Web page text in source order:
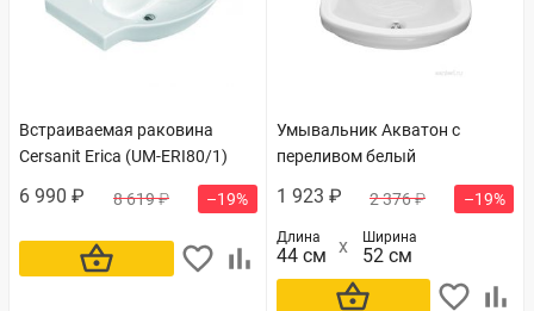
Встраиваемая раковина
Cersanit Erica (UM-ERI80/1)
6 990 ₽ 8 619 ₽ –19%
В корзину
Умывальник Акватон с
переливом белый
1 923 ₽ 2 376 ₽ –19%
Длина
44 см
Ширина
52 см
В корзину